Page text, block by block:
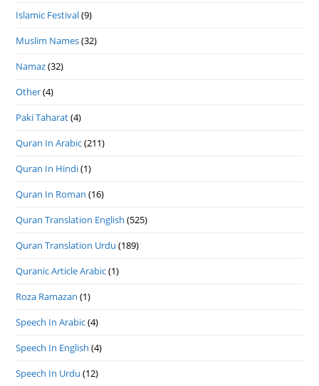
Islamic Festival(9)
Muslim Names(32)
Namaz(32)
Other(4)
Paki Taharat(4)
Quran In Arabic(211)
Quran In Hindi(1)
Quran In Roman (16)
Quran Translation English (525)
Quran Translation Urdu (189)
Quranic Article Arabic(1)
Roza Ramazan (1)
Speech In Arabic(4)
Speech In English (4)
Speech In Urdu (12)